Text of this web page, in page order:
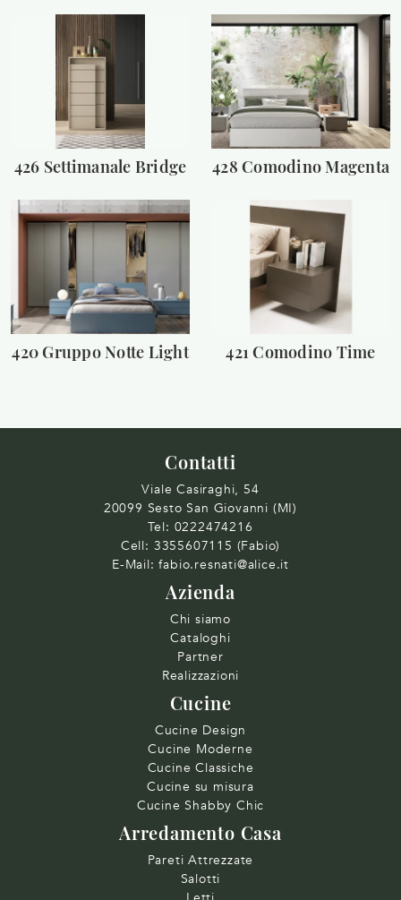
426 Settimanale Bridge 428 Comodino Magenta
420 Gruppo Notte Light 421 Comodino Time
Contatti
Viale Casiraghi, 54
20099 Sesto San Giovanni (MI)
Tel: 0222474216
Cell: 3355607115 (Fabio)
E-Mail: fabio.resnati@alice.it
Azienda
Chi siamo
Cataloghi
Partner
Realizzazioni
Cucine
Cucine Design
Cucine Moderne
Cucine Classiche
Cucine su misura
Cucine Shabby Chic
Arredamento Casa
Pareti Attrezzate
Salotti